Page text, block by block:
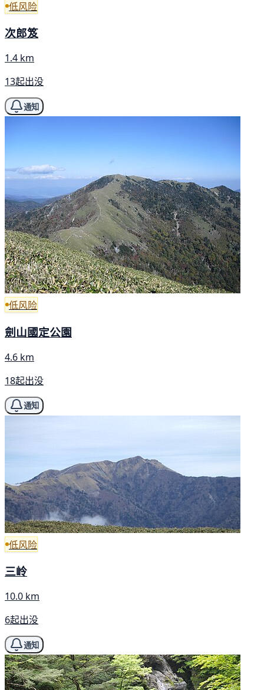
低风险
次郎笈
1.4 km
13起出没
通知
低风险
劍山國定公園
4.6 km
18起出没
通知
低风险
三岭
10.0 km
6起出没
通知